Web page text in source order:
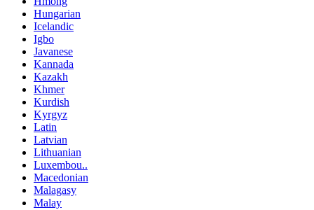
Hungarian
Icelandic
Igbo
Javanese
Kannada
Kazakh
Khmer
Kurdish
Kyrgyz
Latin
Latvian
Lithuanian
Luxembou..
Macedonian
Malagasy
Malay